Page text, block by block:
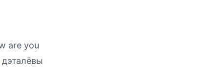
are you